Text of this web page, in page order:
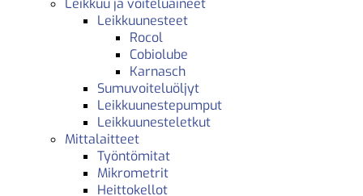
Leikkuunesteet
Rocol
Cobiolube
Karnasch
Sumuvoiteluöljyt
Leikkuunestepumput
Leikkuunesteletkut
Mittalaitteet
Työntömitat
Mikrometrit
Heittokellot